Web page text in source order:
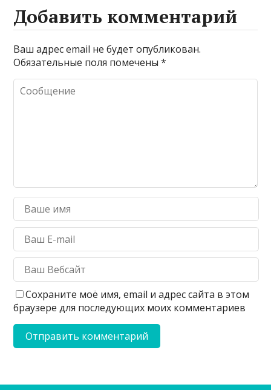
Добавить комментарий
Ваш адрес email не будет опубликован.
Обязательные поля помечены*
Сохраните моё имя, email и адрес сайта в этом
браузере для последующих моих комментариев